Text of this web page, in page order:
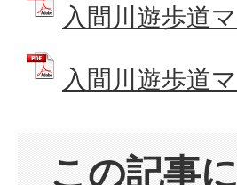
入間川遊歩道
入間川遊歩道
この記事